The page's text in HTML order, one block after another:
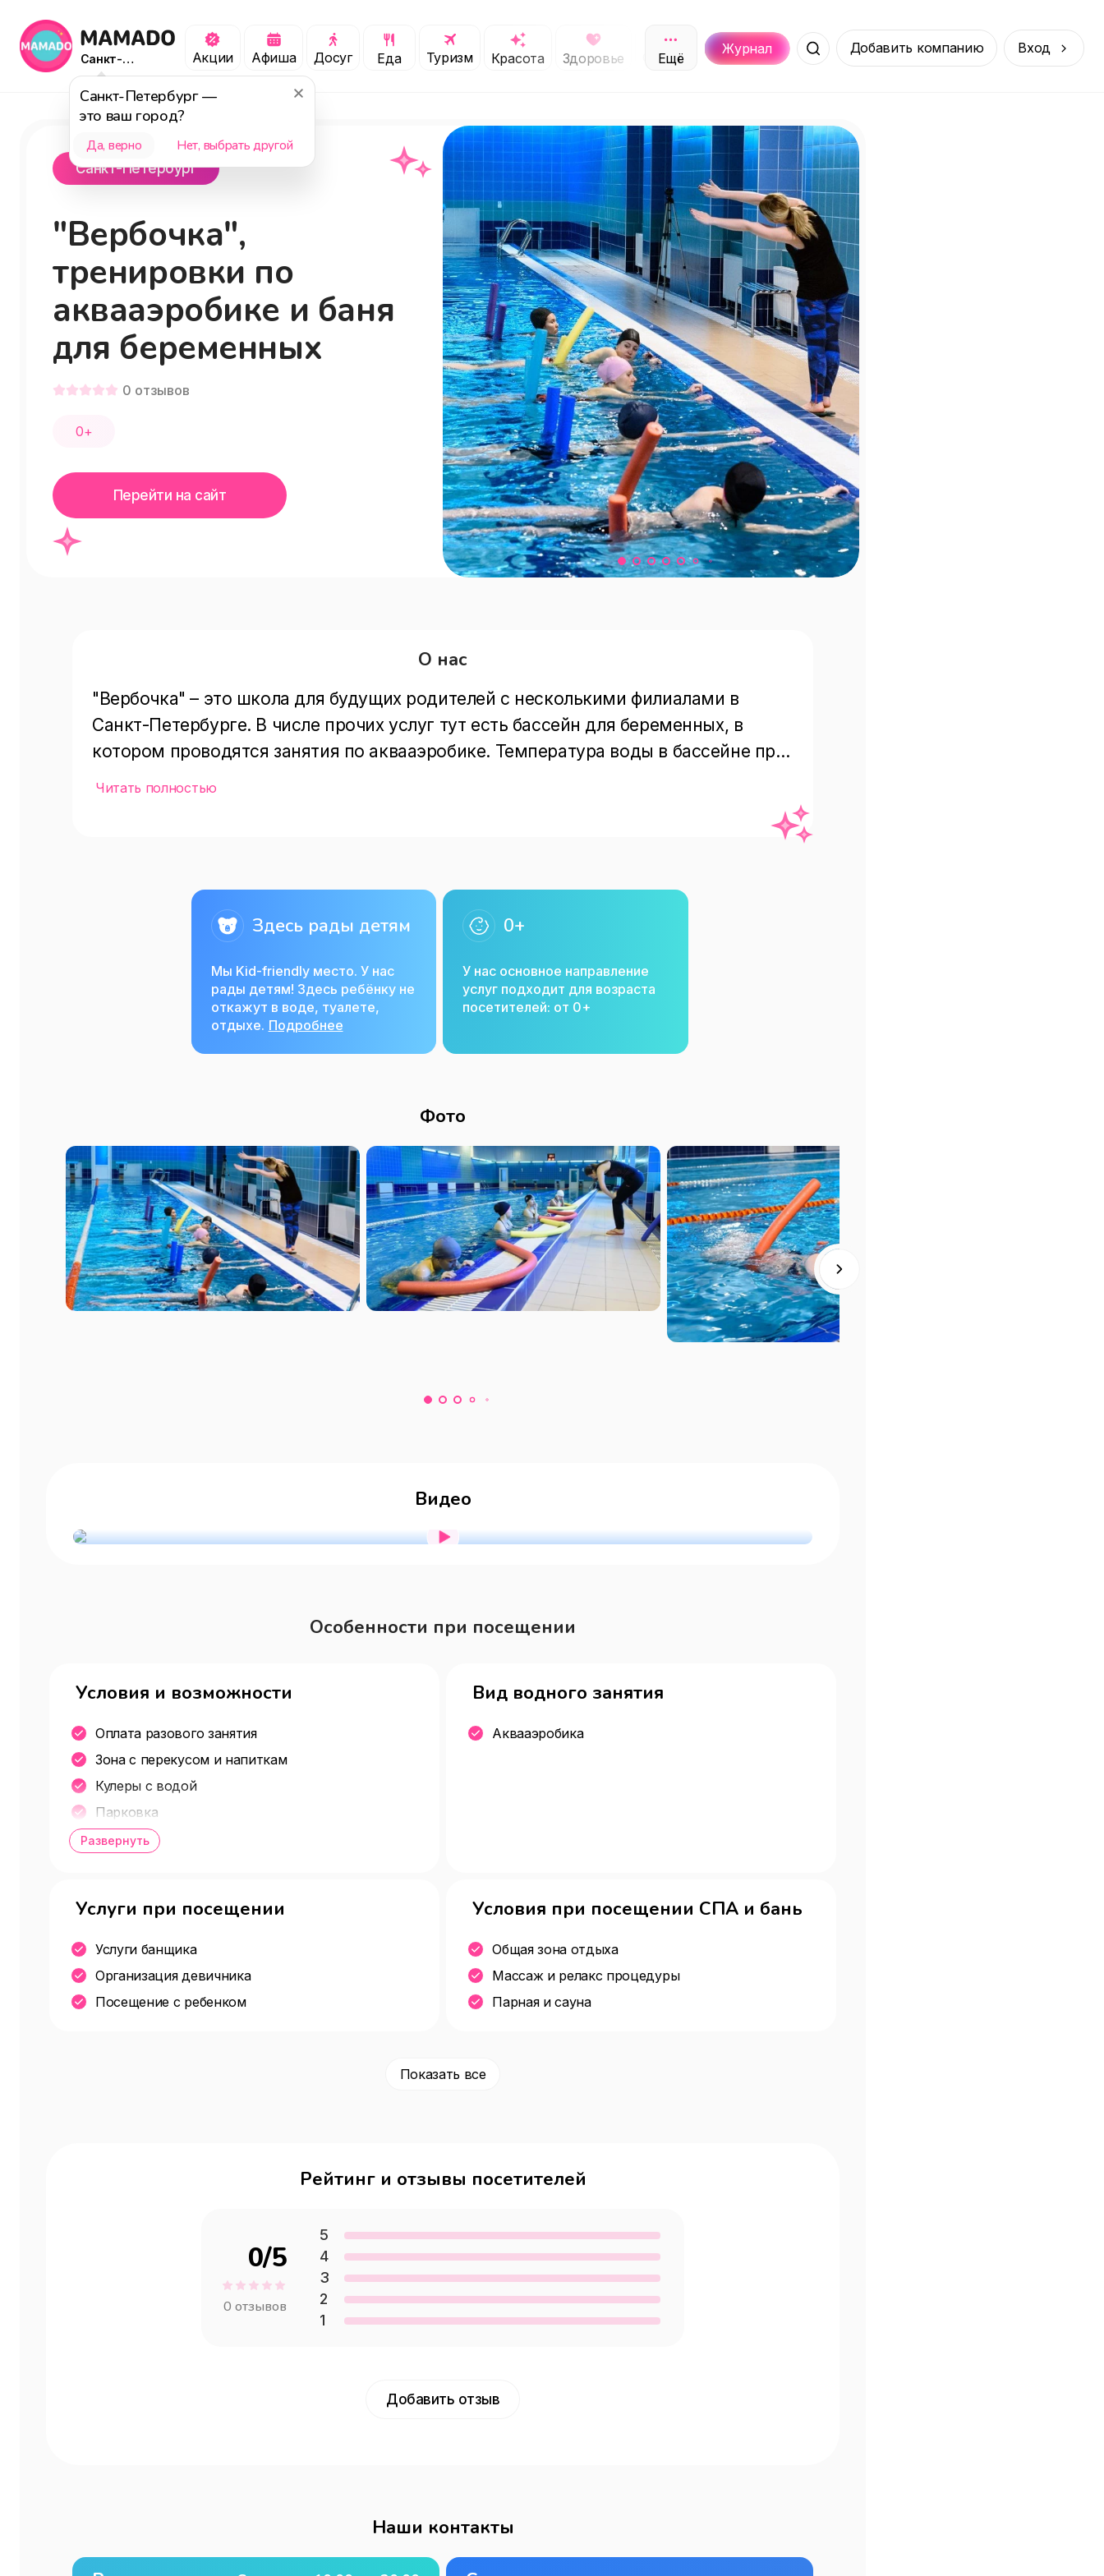
Санкт-
Петербург
Санкт-Петербург—
это ваш город?
Да, верно Нет, выбрать другой
Акции Афиша Досуг Еда Туризм Красота Здоровье Обучение Спорт Услуги Покупки Онлайн
Ещё
Журнал Места Добавить компанию Вход
Санкт-Петербург
"Вербочка",
тренировки по
аквааэробике и баня
для беременных
0 отзывов
0+
Перейти на сайт
О нас
"Вербочка" – это школа для будущих родителей с несколькими филиалами в
Санкт-Петербурге. В числе прочих услуг тут есть бассейн для беременных, в
котором проводятся занятия по аквааэробике. Температура воды в бассейне при
этом поддерживается на уровне +29 градусов.
Находясь в воде, Вы не чувствует веса своего тела. Занятия аквааэробикой не
может заменить обычная гимнастика, так как вода дает временное ощущение
невесомости и, в то же время, снимает напряжение и более интенсивно
развивает мышцы.
Основательница курсов сама набирает группы по 4-8 человек и везет их за город
на перезагрузку в баню. Там участницы пьют чай, в бане делают мягкий прогрев
с ароматными вениками. Второй заход в бане – солевой, с эфирными маслами.
Это профилактика всех респираторных заболеваний. Третий заход –
индивидуальное парение вениками для каждой на 15-20 мин.
После – бассейн. В завершении пьют чай с медом и угощениями.
Читать полностью
Здесь рады детям
Мы Kid-friendly место. У нас
рады детям! Здесь ребёнку не
откажут в воде, туалете,
отдыхе. Подробнее
0+
У нас основное направление
услуг подходит для возраста
посетителей: от 0+
Фото
Видео
Особенности при посещении
Условия и возможности
Оплата разового занятия
Зона с перекусом и напиткам
Кулеры с водой
Парковка
Бесплатное индивидуальное оборудование
Развернуть
Вид водного занятия
Аквааэробика
Услуги при посещении
Услуги банщика
Организация девичника
Посещение с ребенком
Условия при посещении СПА и бань
Общая зона отдыха
Массаж и релакс процедуры
Парная и сауна
Показать все
Рейтинг и отзывы посетителей
0/5
0 отзывов
5
4
3
2
1
Добавить отзыв
Наши контакты